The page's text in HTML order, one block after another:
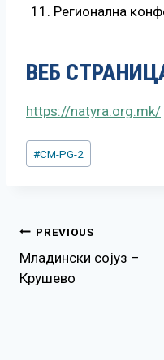
Регионална
ВЕБ
https://natyra.org.mk/
Post
Tags:
#CM-PG-2
Навигација
на
PREVIOUS
Младински сојуз –
Крушево